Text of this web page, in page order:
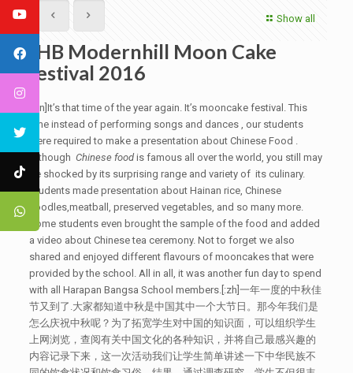
Show all
SHB Modernhill Moon Cake
Festival 2016
[:en]It’s that time of the year again. It’s mooncake festival. This
time instead of performing songs and dances , our students
were required to make a presentation about Chinese Food .
Although Chinese foodis famous all over the world, you still may
be shocked by its surprising range and variety of its culinary.
Students made presentation about Hainan rice, Chinese
noodles,meatball, preserved vegetables, and so many more.
Some students even brought the sample of the food and added
a video about Chinese tea ceremony. Not to forget we also
shared and enjoyed different flavours of mooncakes that were
provided by the school. All in all, it was another fun day to spend
with all Harapan Bangsa School members.[:zh]一年一度的中秋佳
节又到了.大家都知道中秋是中国其中一个大节日。那今年我们是
怎么庆祝中秋呢？为了拓宽学生对中国的知识面，可以组织学生
上网浏览，查阅有关中国文化的各种知识，并将自己最感兴趣的
内容记录下来，这一次活动我们让学生简单讲述一下中华民族不